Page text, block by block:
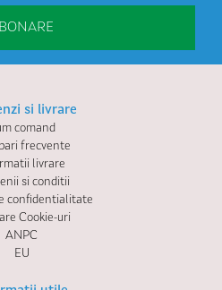
si livrare
comand
frecvente
livrare
si conditii
confidentialitate
Cookie-uri
ANPC
EU